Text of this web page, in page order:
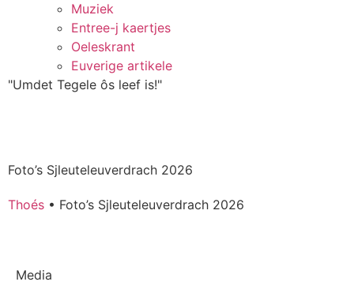
Muziek
Entree-j kaertjes
Oeleskrant
Euverige artikele
"Umdet Tegele ôs leef is!"
Foto’s Sjleuteleuverdrach 2026
Thoés • Foto’s Sjleuteleuverdrach 2026
Media